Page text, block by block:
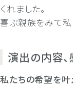
くれました。
喜ぶ親族をみて私
演出の内容
私たちの希望を叶